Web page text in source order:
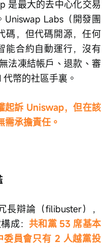
是最大的去中心化交易
Uniswap Labs（開發團
碼，但代碼開源，任何
能合約自動運行，沒有
法凍結帳戶、退款、審
幣的社區手裏。
起訴 Uniswap，但在該
承擔責任。
長辯論（filibuster），
成：共和黨 53 席基本
員會只有 2 人越黨投